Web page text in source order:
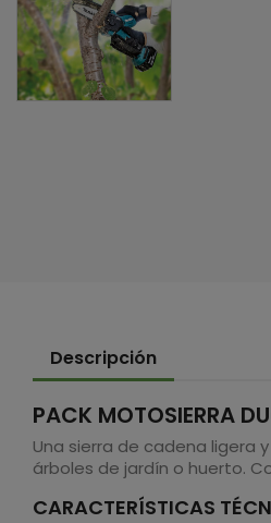
Descripción
PACK MOTOSIERRA
Una sierra de cadena ligera
árboles de jardín o huerto.
CARACTERÍSTICAS